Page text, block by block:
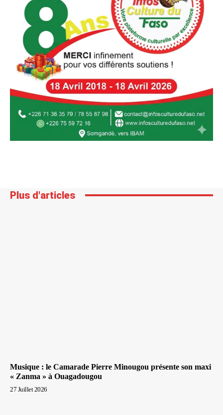
Plus d'articles
Musique : le Camarade Pierre Minougou présente son maxi
« Zanma » à Ouagadougou
27 Juillet 2026